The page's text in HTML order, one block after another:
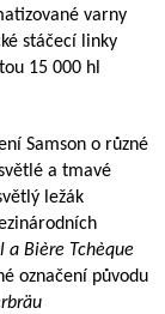
varny
stáčecí linky
15 000 hl
Samson o různé
a tmavé
ležák
a Bière Tchèque
označení původu